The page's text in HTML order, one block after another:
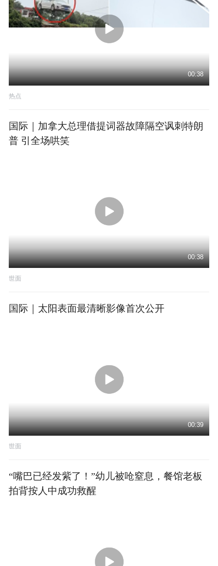
00:38
热点
国际｜加拿大总理借提词器故障隔空讽刺特朗
普 引全场哄笑
00:38
世面
国际｜太阳表面最清晰影像首次公开
00:39
世面
“嘴巴已经发紫了！”幼儿被呛窒息，餐馆老板
拍背按人中成功救醒